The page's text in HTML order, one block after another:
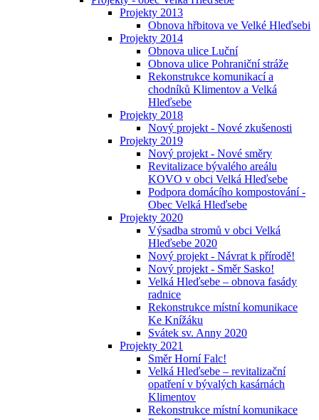
Projekty 2013
Obnova hřbitova ve Velké Hleďsebi
Projekty 2014
Obnova ulice Luční
Obnova ulice Pohraniční stráže
Rekonstrukce komunikací a
chodníků Klimentov a Velká
Hleďsebe
Projekty 2018
Nový projekt - Nové zkušenosti
Projekty 2019
Nový projekt - Nové směry
Revitalizace bývalého areálu
KOVO v obci Velká Hleďsebe
Podpora domácího kompostování -
Obec Velká Hleďsebe
Projekty 2020
Výsadba stromů v obci Velká
Hleďsebe 2020
Nový projekt - Návrat k přírodě!
Nový projekt - Směr Sasko!
Velká Hleďsebe – obnova fasády
radnice
Rekonstrukce místní komunikace
Ke Knížáku
Svátek sv. Anny 2020
Projekty 2021
Směr Horní Falc!
Velká Hleďsebe – revitalizační
opatření v bývalých kasárnách
Klimentov
Rekonstrukce místní komunikace